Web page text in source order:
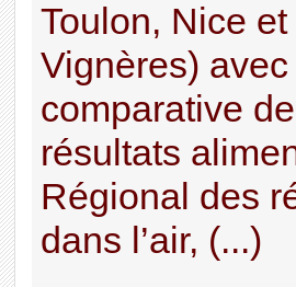
Toulon, Nice
Vignères)
comparative
résultats
Régional des
dans l’air, (...)